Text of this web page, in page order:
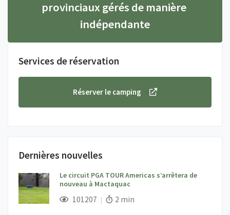
provinciaux gérés de manière
indépendante
Services de réservation
Réserver le camping
Dernières nouvelles
Le circuit PGA TOUR Americas s’arrêtera de
nouveau à Mactaquac
; 101207 Vues; Temps de lecture:
2 min